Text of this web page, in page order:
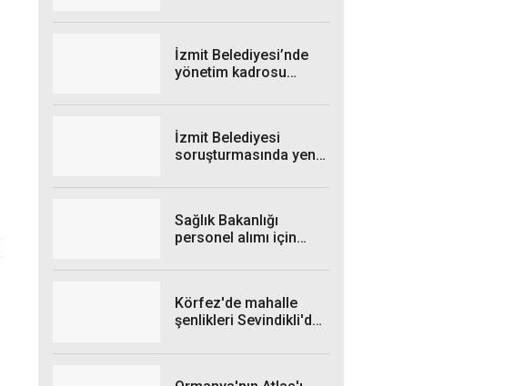
İzmit Belediyesi’nde
yönetim kadrosu
İzmit Belediyesi
soruşturmasında yeni
Sağlık Bakanlığı
personel alımı için
Körfez'de mahalle
şenlikleri Sevindikli'de